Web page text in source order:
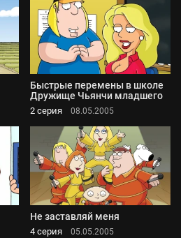
Быстрые перемены в школе
Дружище Чьянчи младшего
2 серия 08.05.2005
Не заставляй меня
4 серия 05.05.2005